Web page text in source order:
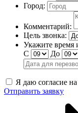
Город:
Комментарий:
Цель звонка:
Укажите время
С
До
Я даю согласие
Отправить заявку